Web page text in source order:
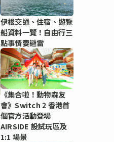
伊根交通、住宿、遊覽
船資料一覽！自由行三
點事情要避雷
《集合啦！動物森友
會》Switch 2 香港首
個官方活動登場
AIRSIDE 設試玩區及
1:1 場景